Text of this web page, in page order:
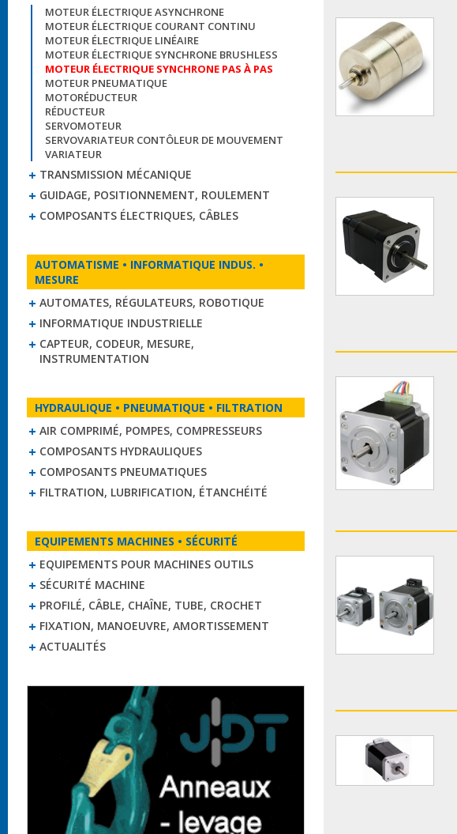
MOTEUR ÉLECTRIQUE ASYNCHRONE
MOTEUR ÉLECTRIQUE COURANT CONTINU
MOTEUR ÉLECTRIQUE LINÉAIRE
MOTEUR ÉLECTRIQUE SYNCHRONE BRUSHLESS
MOTEUR ÉLECTRIQUE SYNCHRONE PAS À PAS
MOTEUR PNEUMATIQUE
MOTORÉDUCTEUR
RÉDUCTEUR
SERVOMOTEUR
SERVOVARIATEUR CONTÔLEUR DE MOUVEMENT
VARIATEUR
TRANSMISSION MÉCANIQUE
GUIDAGE, POSITIONNEMENT, ROULEMENT
COMPOSANTS ÉLECTRIQUES, CÂBLES
AUTOMATISME • INFORMATIQUE INDUS. •
MESURE
AUTOMATES, RÉGULATEURS, ROBOTIQUE
INFORMATIQUE INDUSTRIELLE
CAPTEUR, CODEUR, MESURE,
INSTRUMENTATION
HYDRAULIQUE • PNEUMATIQUE • FILTRATION
AIR COMPRIMÉ, POMPES, COMPRESSEURS
COMPOSANTS HYDRAULIQUES
COMPOSANTS PNEUMATIQUES
FILTRATION, LUBRIFICATION, ÉTANCHÉITÉ
EQUIPEMENTS MACHINES • SÉCURITÉ
EQUIPEMENTS POUR MACHINES OUTILS
SÉCURITÉ MACHINE
PROFILÉ, CÂBLE, CHAÎNE, TUBE, CROCHET
FIXATION, MANOEUVRE, AMORTISSEMENT
ACTUALITÉS